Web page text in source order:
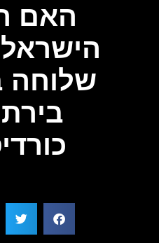
האם
שלוחה